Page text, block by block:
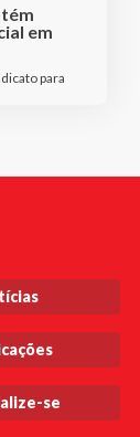
em
para
se